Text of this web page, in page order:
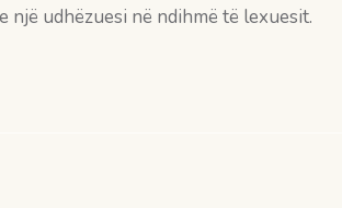
udhëzuesi në ndihmë të lexuesit.